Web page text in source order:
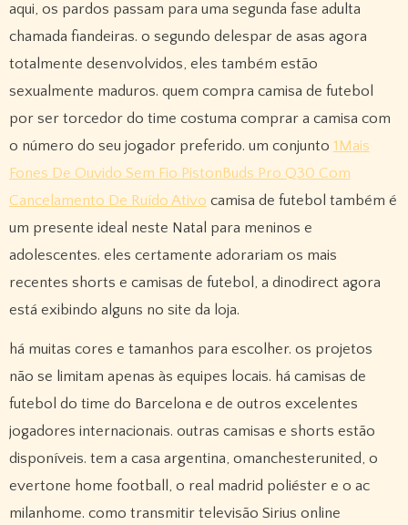
aqui, os pardos passam para uma segunda fase adulta
chamada fiandeiras. o segundo delespar de asas agora
totalmente desenvolvidos, eles também estão
sexualmente maduros. quem compra camisa de futebol
por ser torcedor do time costuma comprar a camisa com
o número do seu jogador preferido. um conjunto 1Mais
Fones De Ouvido Sem Fio PistonBuds Pro Q30 Com
Cancelamento De Ruído Ativo camisa de futebol também é
um presente ideal neste Natal para meninos e
adolescentes. eles certamente adorariam os mais
recentes shorts e camisas de futebol, a dinodirect agora
está exibindo alguns no site da loja.
há muitas cores e tamanhos para escolher. os projetos
não se limitam apenas às equipes locais. há camisas de
futebol do time do Barcelona e de outros excelentes
jogadores internacionais. outras camisas e shorts estão
disponíveis. tem a casa argentina, omanchesterunited, o
evertone home football, o real madrid poliéster e o ac
milanhome. como transmitir televisão Sirius online